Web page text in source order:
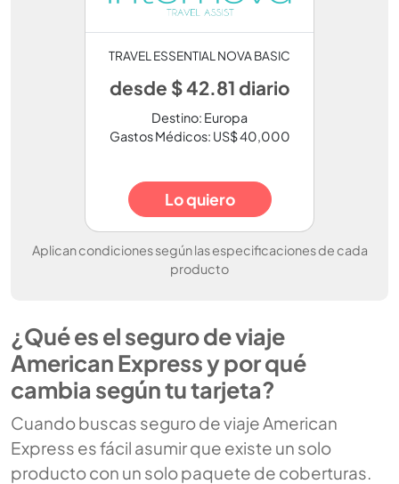
TRAVEL ESSENTIAL NOVA BASIC
desde $ 42.81 diario
Destino: Europa
Gastos Médicos: US$ 40,000
Lo quiero
Aplican condiciones según las especificaciones de cada
producto
¿Qué es el seguro de viaje
American Express y por qué
cambia según tu tarjeta?
Cuando buscas seguro de viaje American
Express es fácil asumir que existe un solo
producto con un solo paquete de coberturas.